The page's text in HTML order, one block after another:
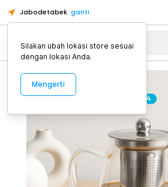
Jabodetabek ganti
Alat Kopi
Silakan ubah lokasi store sesuai
dengan lokasi Anda.
Mengerti